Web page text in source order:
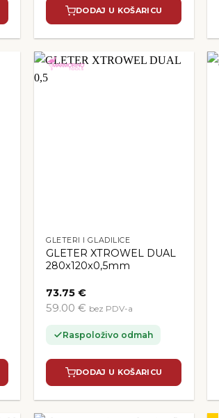
DODAJ U KOŠARICU
GLETERI I GLADILICE
GLETER XTROWEL DUAL
280x120x0,5mm
73.75€
59.00 € bez PDV-a
Raspoloživo odmah
DODAJ U KOŠARICU